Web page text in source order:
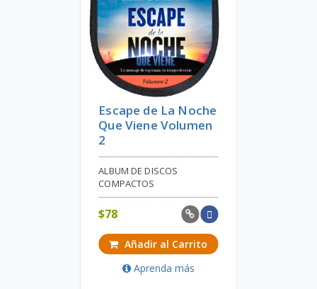
Escape de La Noche
Que Viene Volumen
2
ALBUM DE DISCOS
COMPACTOS
$78
Añadir al Carrito
Aprenda más